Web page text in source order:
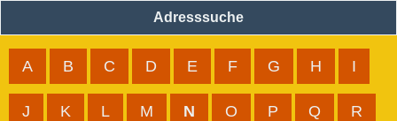
Adresssuche
A B C D E F G H I
J K L M N O P Q R